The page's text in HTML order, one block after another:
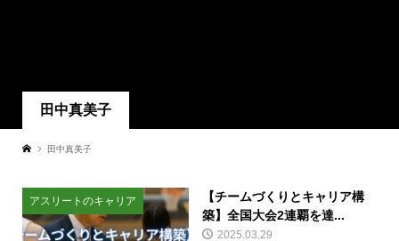
田中真美子
田中真美子
アスリートのキャリア
【チームづくりとキャリア構
築】全国大会2連覇を達...
2025.03.29